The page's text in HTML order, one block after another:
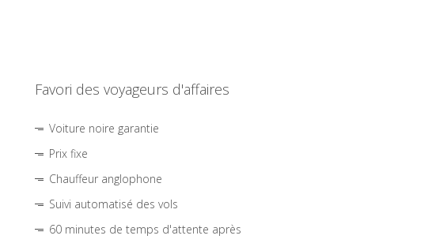
Favori des voyageurs d'affaires
Voiture noire garantie
Prix fixe
Chauffeur anglophone
Suivi automatisé des vols
60 minutes de temps d'attente après